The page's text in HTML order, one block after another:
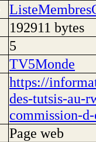
192911 bytes
5
TV5Monde
https://
des-tutsis-au-
commission-
Page web